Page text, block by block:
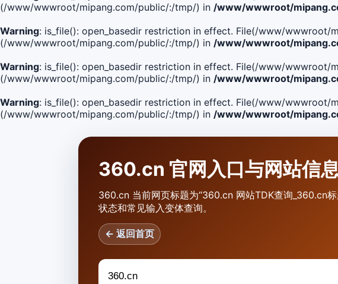
(/www/wwwroot/mipang.com/public/:/tmp/) in /www/wwwroot/
Warning: is_file(): open_basedir restriction in effect. File(/www/
(/www/wwwroot/mipang.com/public/:/tmp/) in /www/wwwroot/
Warning: is_file(): open_basedir restriction in effect. File(/www/
(/www/wwwroot/mipang.com/public/:/tmp/) in /www/wwwroot/
Warning: is_file(): open_basedir restriction in effect. File(/www/
(/www/wwwroot/mipang.com/public/:/tmp/) in /www/wwwroot/
360.cn 官网入口与网站信
360.cn 当前网页标题为“360.cn 网站TDK查询_360.cn
状态和常见输入变体查询。
← 返回首页